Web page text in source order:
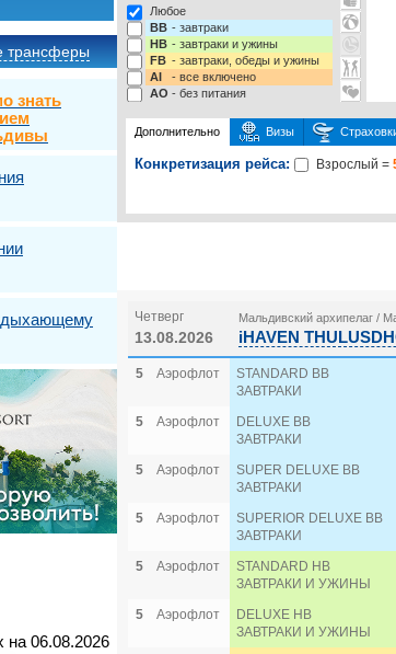
трансферы
знать
на 06.08.2026
Любое
BB - завтраки
HB - завтраки и ужины
FB - завтраки, обеды и ужины
AI
- все включено
AO - без питания
Дополнительно Визы
Конкретизация рейса: Взрослый =
Четверг
13.08.2026
Мальдивский архипелаг /
iHAVEN
5 Аэрофлот
STANDARD BB
ЗАВТРАКИ
5 Аэрофлот
DELUXE BB
ЗАВТРАКИ
5 Аэрофлот
SUPER DELUXE BB
ЗАВТРАКИ
5 Аэрофлот
SUPERIOR DELUXE BB
ЗАВТРАКИ
5 Аэрофлот
STANDARD HB
ЗАВТРАКИ И УЖИНЫ
5 Аэрофлот
DELUXE HB
ЗАВТРАКИ И УЖИНЫ